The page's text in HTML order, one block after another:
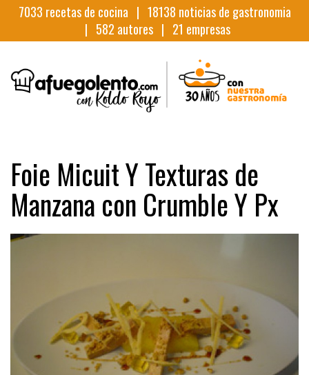
7033 recetas de cocina | 18138 noticias de gastronomia
| 582 autores | 21 empresas
Foie Micuit Y Texturas de
Manzana con Crumble Y Px